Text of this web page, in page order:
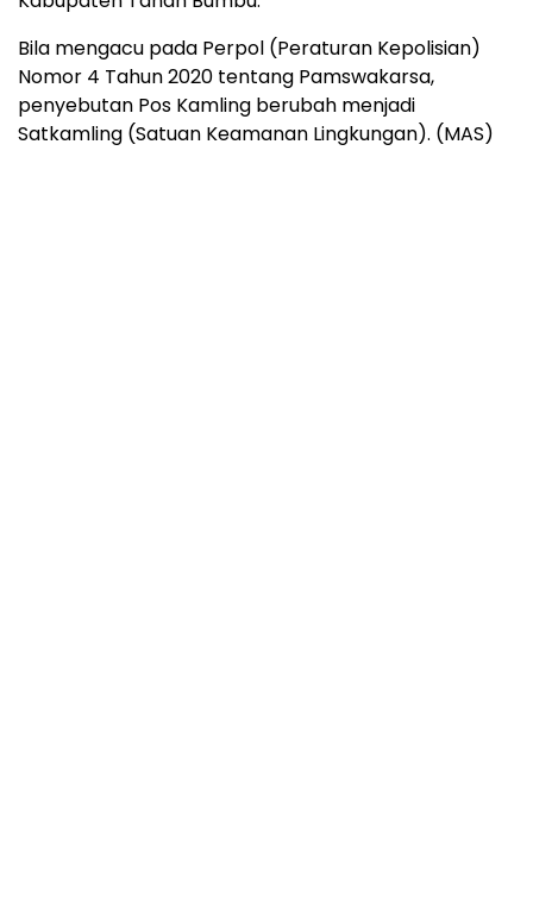
Bila mengacu pada Perpol (Peraturan Kepolisian)
Nomor 4 Tahun 2020 tentang Pamswakarsa,
penyebutan Pos Kamling berubah menjadi
Satkamling (Satuan Keamanan Lingkungan). (MAS)